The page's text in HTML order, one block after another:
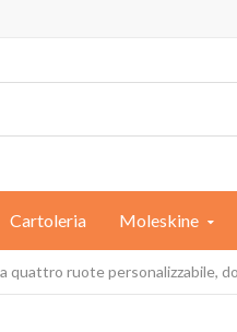
Cartoleria Moleskine
quattro ruote personalizzabile,